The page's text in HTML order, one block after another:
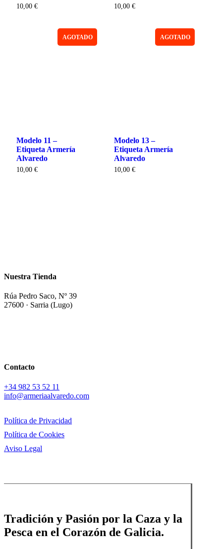
10,00 € 10,00€
Modelo 11 –
Etiqueta Armería
Alvaredo
10,00 €
AGOTADO
Modelo 13 –
Etiqueta Armería
Alvaredo
10,00€
AGOTADO
Nuestra Tienda
Rúa Pedro Saco, Nº 39
27600 · Sarria (Lugo)
Contacto
+34 982 53 52 11
info@armeriaalvaredo.com
Política de Privacidad
Política de Cookies
Aviso Legal
Tradición y Pasión por la Caza y la
Pesca en el Corazón de Galicia.